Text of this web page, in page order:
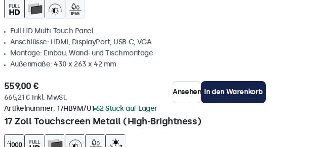
Full HD Multi-Touch Panel
Anschlüsse: HDMI, DisplayPort, USB-C, VGA
Montage: Einbau, Wand- und Tischmontage
Außenmaße: 430 x 263 x 42 mm
559,00 €
665,21 € inkl. MwSt.
Ansehen In den Warenkorb
17 Zoll Touchscreen Metall (High-Brightness)
Artikelnummer: 17HB9M/U1 62 Stück auf Lager